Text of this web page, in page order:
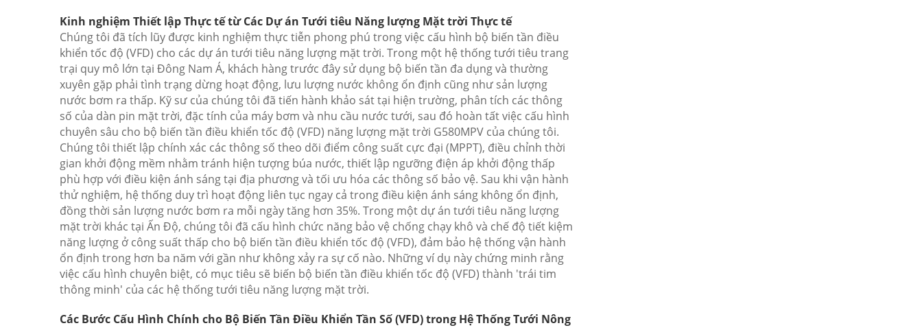
Kinh nghiệm Thiết lập Thực tế từ Các Dự án Tưới tiêu Năng lượng Mặt trời Thực tế
Chúng tôi đã tích lũy được kinh nghiệm thực tiễn phong phú trong việc cấu hình bộ biến tần điều
khiển tốc độ (VFD) cho các dự án tưới tiêu năng lượng mặt trời. Trong một hệ thống tưới tiêu trang
trại quy mô lớn tại Đông Nam Á, khách hàng trước đây sử dụng bộ biến tần đa dụng và thường
xuyên gặp phải tình trạng dừng hoạt động, lưu lượng nước không ổn định cũng như sản lượng
nước bơm ra thấp. Kỹ sư của chúng tôi đã tiến hành khảo sát tại hiện trường, phân tích các thông
số của dàn pin mặt trời, đặc tính của máy bơm và nhu cầu nước tưới, sau đó hoàn tất việc cấu hình
chuyên sâu cho bộ biến tần điều khiển tốc độ (VFD) năng lượng mặt trời G580MPV của chúng tôi.
Chúng tôi thiết lập chính xác các thông số theo dõi điểm công suất cực đại (MPPT), điều chỉnh thời
gian khởi động mềm nhằm tránh hiện tượng búa nước, thiết lập ngưỡng điện áp khởi động thấp
phù hợp với điều kiện ánh sáng tại địa phương và tối ưu hóa các thông số bảo vệ. Sau khi vận hành
thử nghiệm, hệ thống duy trì hoạt động liên tục ngay cả trong điều kiện ánh sáng không ổn định,
đồng thời sản lượng nước bơm ra mỗi ngày tăng hơn 35%. Trong một dự án tưới tiêu năng lượng
mặt trời khác tại Ấn Độ, chúng tôi đã cấu hình chức năng bảo vệ chống chạy khô và chế độ tiết kiệm
năng lượng ở công suất thấp cho bộ biến tần điều khiển tốc độ (VFD), đảm bảo hệ thống vận hành
ổn định trong hơn ba năm với gần như không xảy ra sự cố nào. Những ví dụ này chứng minh rằng
việc cấu hình chuyên biệt, có mục tiêu sẽ biến bộ biến tần điều khiển tốc độ (VFD) thành 'trái tim
thông minh' của các hệ thống tưới tiêu năng lượng mặt trời.
Các Bước Cấu Hình Chính cho Bộ Biến Tần Điều Khiển Tần Số (VFD) trong Hệ Thống Tưới Nông